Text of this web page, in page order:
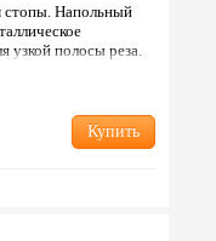
стопы. Напольный
узкой полосы реза.
Купить